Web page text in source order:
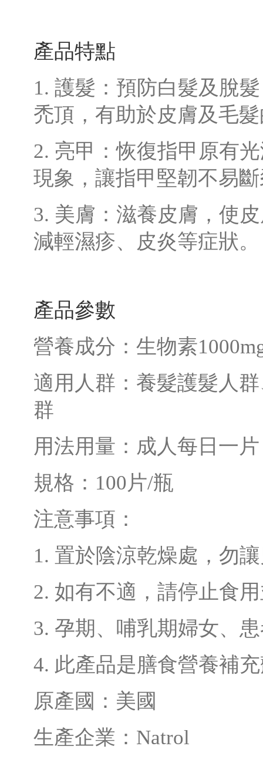
產品特點
1. 護髮：預防白髮及脫
禿頂，有助於皮膚及毛
2. 亮甲：恢復指甲原有
現象，讓指甲堅韌不易
3. 美膚：滋養皮膚，使
減輕濕疹、皮炎等症狀。
產品參數
營養成分：生物素
適用人群：養髮護髮人
群
用法用量：成人每日一
規格：100片/瓶
注意事項：
1. 置於陰涼乾燥處，勿
2. 如有不適，請停止食
3. 孕期、哺乳期婦女、
4. 此產品是膳食營養補
原產國：美國
生產企業：Natrol